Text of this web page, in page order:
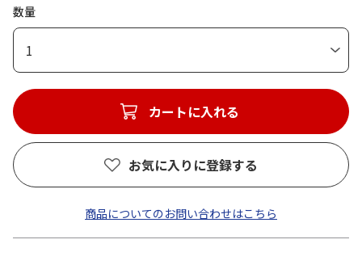
数量
1
カートに入れる
お気に入りに登録する
商品についてのお問い合わせはこちら